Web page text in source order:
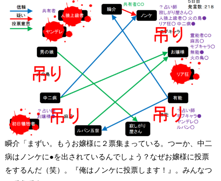
瞬介「まずい。もうお嬢様に２票集まっている。つーか、中二
病はノンケに●を出されているんでしょう？なぜお嬢様に投票
をするんだ（笑）。『俺はノンケに投票します！』。みんなつ